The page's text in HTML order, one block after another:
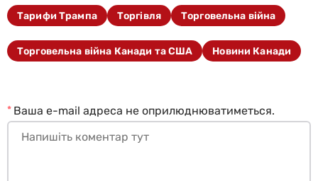
Тарифи Трампа Торгівля Торговельна війна
Торговельна війна Канади та США Новини Канади
Ваша e-mail адреса не оприлюднюватиметься.
*